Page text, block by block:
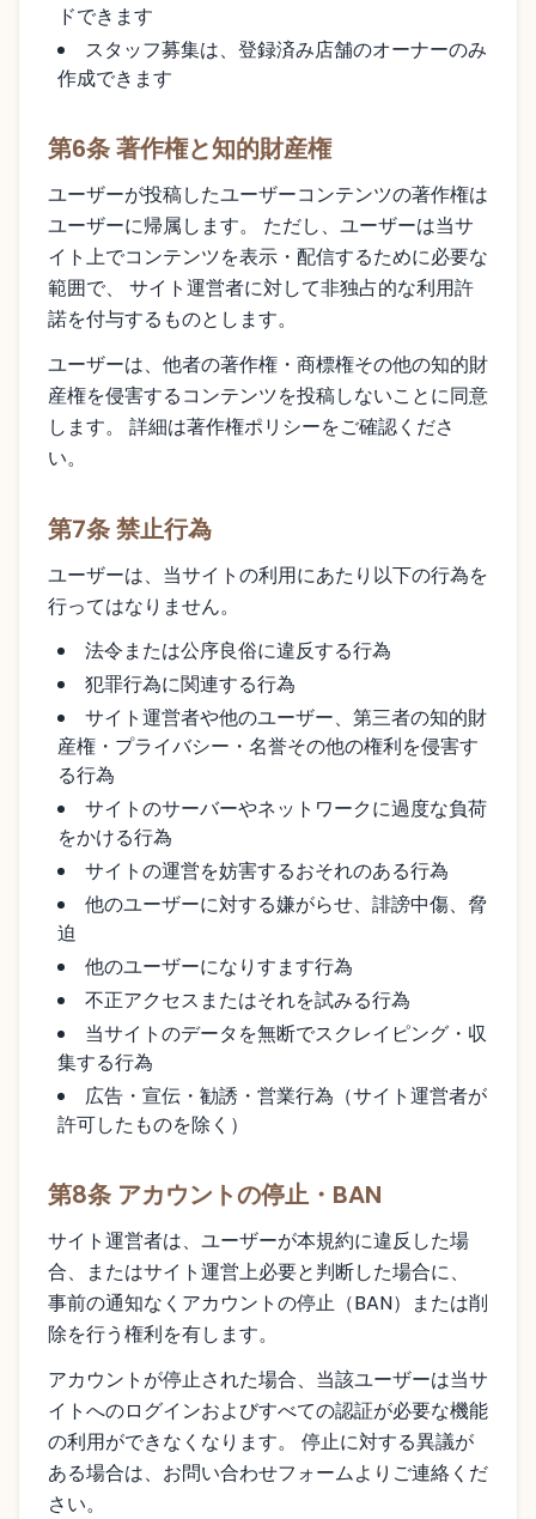
ドできます
スタッフ募集は、登録済み店舗のオーナーのみ
作成できます
第6条 著作権と知的財産権
ユーザーが投稿したユーザーコンテンツの著作権は
ユーザーに帰属します。 ただし、ユーザーは当サ
イト上でコンテンツを表示・配信するために必要な
範囲で、 サイト運営者に対して非独占的な利用許
諾を付与するものとします。
ユーザーは、他者の著作権・商標権その他の知的財
産権を侵害するコンテンツを投稿しないことに同意
します。 詳細は著作権ポリシーをご確認くださ
い。
第7条 禁止行為
ユーザーは、当サイトの利用にあたり以下の行為を
行ってはなりません。
法令または公序良俗に違反する行為
犯罪行為に関連する行為
サイト運営者や他のユーザー、第三者の知的財
産権・プライバシー・名誉その他の権利を侵害す
る行為
サイトのサーバーやネットワークに過度な負荷
をかける行為
サイトの運営を妨害するおそれのある行為
他のユーザーに対する嫌がらせ、誹謗中傷、脅
迫
他のユーザーになりすます行為
不正アクセスまたはそれを試みる行為
当サイトのデータを無断でスクレイピング・収
集する行為
広告・宣伝・勧誘・営業行為（サイト運営者が
許可したものを除く）
第8条 アカウントの停止・BAN
サイト運営者は、ユーザーが本規約に違反した場
合、またはサイト運営上必要と判断した場合に、
事前の通知なくアカウントの停止（BAN）または削
除を行う権利を有します。
アカウントが停止された場合、当該ユーザーは当サ
イトへのログインおよびすべての認証が必要な機能
の利用ができなくなります。 停止に対する異議が
ある場合は、お問い合わせフォームよりご連絡くだ
さい。